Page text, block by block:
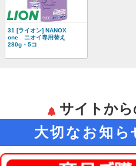
31 [ライオン] NANOX
one ニオイ専用替え
280g・5コ
サイトか
大切なお知ら